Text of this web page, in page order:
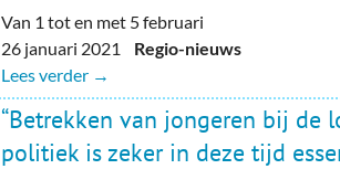
Van 1 tot en met 5 februari
26 januari 2021 Regio-nieuws
Lees verder →
“Betrekken van jongeren bij de
politiek is zeker in deze tijd